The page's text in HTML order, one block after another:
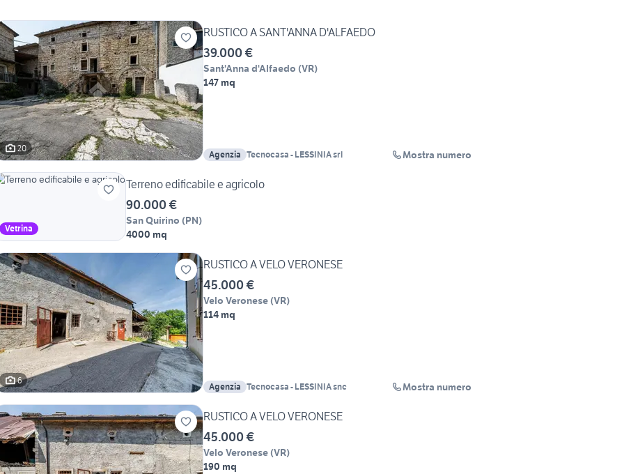
20
RUSTICO A SANT'ANNA D'ALFAEDO
39.000 €
Sant'Anna d'Alfaedo (VR)
147 mq
Agenzia Tecnocasa - LESSINIA srl Mostra numero
Vetrina
Terreno edificabile e agricolo
90.000 €
San Quirino (PN)
4000 mq
6
RUSTICO A VELO VERONESE
45.000 €
Velo Veronese (VR)
114 mq
Agenzia Tecnocasa - LESSINIA snc Mostra numero
RUSTICO A VELO VERONESE
45.000 €
Velo Veronese (VR)
190 mq